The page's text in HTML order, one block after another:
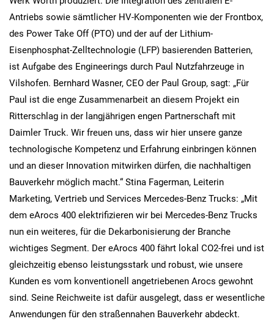
Antriebs sowie sämtlicher HV-Komponenten wie der Frontbox,
des Power Take Off (PTO) und der auf der Lithium-
Eisenphosphat-Zelltechnologie (LFP) basierenden Batterien,
ist Aufgabe des Engineerings durch Paul Nutzfahrzeuge in
Vilshofen. Bernhard Wasner, CEO der Paul Group, sagt: „Für
Paul ist die enge Zusammenarbeit an diesem Projekt ein
Ritterschlag in der langjährigen engen Partnerschaft mit
Daimler Truck. Wir freuen uns, dass wir hier unsere ganze
technologische Kompetenz und Erfahrung einbringen können
und an dieser Innovation mitwirken dürfen, die nachhaltigen
Bauverkehr möglich macht.“ Stina Fagerman, Leiterin
Marketing, Vertrieb und Services Mercedes-Benz Trucks: „Mit
dem eArocs 400 elektrifizieren wir bei Mercedes-Benz Trucks
nun ein weiteres, für die Dekarbonisierung der Branche
wichtiges Segment. Der eArocs 400 fährt lokal CO2-frei und ist
gleichzeitig ebenso leistungsstark und robust, wie unsere
Kunden es vom konventionell angetriebenen Arocs gewohnt
sind. Seine Reichweite ist dafür ausgelegt, dass er wesentliche
Anwendungen für den straßennahen Bauverkehr abdeckt.